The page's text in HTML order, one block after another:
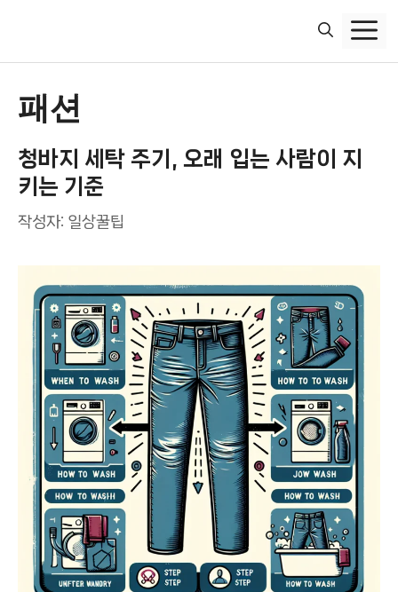
패션
청바지 세탁 주기, 오래 입는 사람이 지
키는 기준
작성자: 일상꿀팁